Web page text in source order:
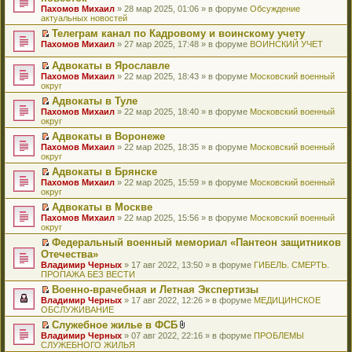
ю
щ
е
н
и
ю
о
о
б
щ
е
н
и
ю
о
м
у
с
о
б
щ
е
н
и
ю
а
н
н
м
у
с
о
о
б
щ
е
н
и
ю
о
ч
и
а
н
н
о
м
у
с
о
о
б
щ
е
н
и
ю
н
е
п
о
и
т
а
н
н
о
м
у
с
о
о
б
щ
е
н
и
ю
в
о
м
у
н
п
р
о
ч
и
т
а
н
н
о
м
у
с
о
о
б
щ
е
н
и
ю
п
е
р
о
м
у
н
е
п
р
о
ч
и
т
а
н
н
о
м
у
с
о
о
б
щ
е
н
и
ю
е
р
е
й
т
к
п
е
р
в
о
м
у
н
е
п
р
о
ч
и
т
а
н
н
о
м
у
с
о
о
б
щ
е
н
и
ю
Пахомов Михаил » 28 мар 2025, 01:06 » в форуме Обсуждение
актуальных новостей
П
р
е
й
т
и
к
п
е
р
в
о
м
у
н
е
п
р
о
ч
и
а
н
н
о
м
у
с
о
о
б
Телеграм канал по Кадровому и воинскому учету
Пахомов Михаил » 27 мар 2025, 17:48 » в форуме ВОИНСКИЙ УЧЕТ
П
е
р
е
й
т
и
к
п
е
р
в
о
м
у
н
е
п
р
о
ч
и
т
а
н
н
о
м
у
с
Адвокаты в Ярославле
Пахомов Михаил » 22 мар 2025, 18:43 » в форуме Московский военный
округ
П
е
р
е
й
т
и
к
п
е
р
в
о
м
у
н
е
п
р
о
ч
и
т
а
н
н
Адвокаты в Туле
Пахомов Михаил » 22 мар 2025, 18:40 » в форуме Московский военный
округ
П
е
р
е
й
т
и
к
п
е
р
в
о
м
у
н
е
п
р
о
ч
и
Адвокаты в Воронеже
Пахомов Михаил » 22 мар 2025, 18:35 » в форуме Московский военный
округ
П
е
р
е
й
т
и
к
п
е
р
в
о
м
у
н
е
п
р
Адвокаты в Брянске
Пахомов Михаил » 22 мар 2025, 15:59 » в форуме Московский военный
округ
П
е
р
е
й
т
и
к
п
е
р
в
о
м
у
Адвокаты в Москве
Пахомов Михаил » 22 мар 2025, 15:56 » в форуме Московский военный
округ
П
е
р
е
й
т
и
к
п
е
р
Федеральный военный мемориал «Пантеон защитников
Отечества»
Владимир Черных » 17 авг 2022, 13:50 » в форуме ГИБЕЛЬ. СМЕРТЬ.
ПРОПАЖА БЕЗ ВЕСТИ
П
е
р
е
й
т
Военно-врачебная и Летная Экспертизы
Владимир Черных » 17 авг 2022, 12:26 » в форуме МЕДИЦИНСКОЕ
ОБСЛУЖИВАНИЕ
П
е
Служебное жилье в ФСБ
В
Владимир Черных » 07 авг 2022, 22:16 » в форуме ПРОБЛЕМЫ
СЛУЖЕБНОГО ЖИЛЬЯ